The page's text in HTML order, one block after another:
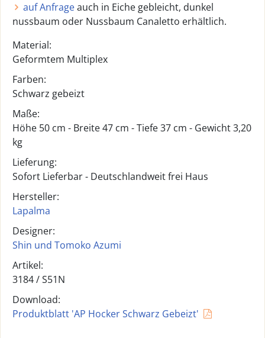
auf Anfrageauch in Eiche gebleicht, dunkel
nussbaum oder Nussbaum Canaletto erhältlich.
Material:
Geformtem Multiplex
Farben:
Schwarz gebeizt
Maße:
Höhe 50 cm - Breite 47 cm - Tiefe 37 cm - Gewicht 3,20
kg
Lieferung:
Sofort Lieferbar - Deutschlandweit frei Haus
Hersteller:
Lapalma
Designer:
Shin und Tomoko Azumi
Artikel:
3184 /S51N
Download:
Produktblatt 'AP Hocker Schwarz Gebeizt'